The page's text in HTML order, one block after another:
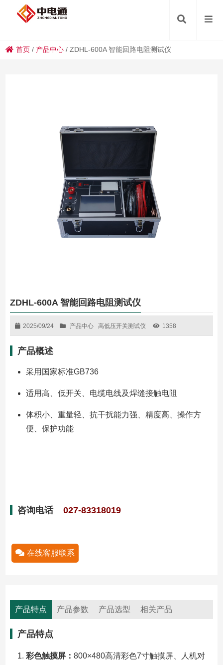
首页 / 产品中心 /ZDHL-600A 智能回路电阻测试仪
ZDHL-600A 智能回路电阻测试仪
2025/09/24 产品中心 高低压开关测试仪 1358
产品概述
采用国家标准GB736
适用高、低开关、电缆电线及焊缝接触电阻
体积小、重量轻、抗干扰能力强、精度高、操作方
便、保护功能
咨询电话 027-83318019
在线客服联系
产品特点 产品参数 产品选型 相关产品
产品特点
彩色触摸屏： 800×480高清彩色7寸触摸屏、人机对